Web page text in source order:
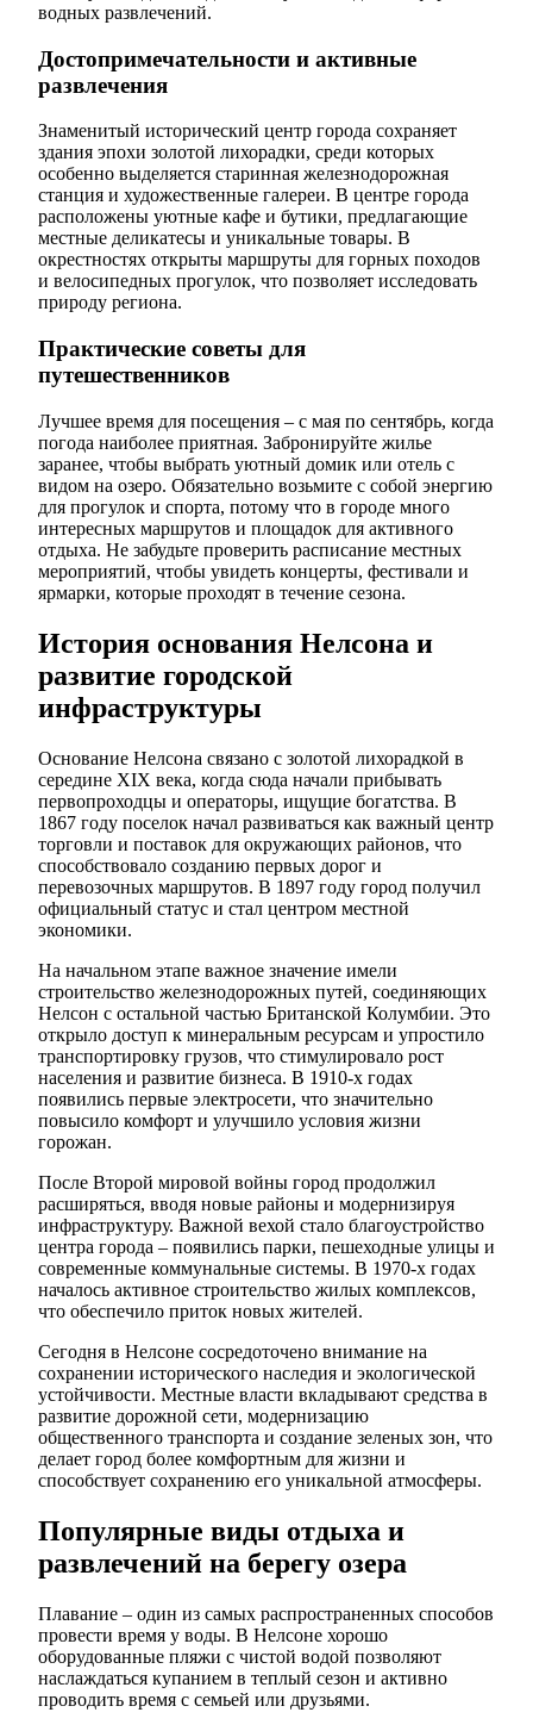
водных развлечений.
Достопримечательности и активные
развлечения
Знаменитый исторический центр города сохраняет
здания эпохи золотой лихорадки, среди которых
особенно выделяется старинная железнодорожная
станция и художественные галереи. В центре города
расположены уютные кафе и бутики, предлагающие
местные деликатесы и уникальные товары. В
окрестностях открыты маршруты для горных походов
и велосипедных прогулок, что позволяет исследовать
природу региона.
Практические советы для
путешественников
Лучшее время для посещения – с мая по сентябрь, когда
погода наиболее приятная. Забронируйте жилье
заранее, чтобы выбрать уютный домик или отель с
видом на озеро. Обязательно возьмите с собой энергию
для прогулок и спорта, потому что в городе много
интересных маршрутов и площадок для активного
отдыха. Не забудьте проверить расписание местных
мероприятий, чтобы увидеть концерты, фестивали и
ярмарки, которые проходят в течение сезона.
История основания Нелсона и
развитие городской
инфраструктуры
Основание Нелсона связано с золотой лихорадкой в
середине XIX века, когда сюда начали прибывать
первопроходцы и операторы, ищущие богатства. В
1867 году поселок начал развиваться как важный центр
торговли и поставок для окружающих районов, что
способствовало созданию первых дорог и
перевозочных маршрутов. В 1897 году город получил
официальный статус и стал центром местной
экономики.
На начальном этапе важное значение имели
строительство железнодорожных путей, соединяющих
Нелсон с остальной частью Британской Колумбии. Это
открыло доступ к минеральным ресурсам и упростило
транспортировку грузов, что стимулировало рост
населения и развитие бизнеса. В 1910-х годах
появились первые электросети, что значительно
повысило комфорт и улучшило условия жизни
горожан.
После Второй мировой войны город продолжил
расширяться, вводя новые районы и модернизируя
инфраструктуру. Важной вехой стало благоустройство
центра города – появились парки, пешеходные улицы и
современные коммунальные системы. В 1970-х годах
началось активное строительство жилых комплексов,
что обеспечило приток новых жителей.
Сегодня в Нелсоне сосредоточено внимание на
сохранении исторического наследия и экологической
устойчивости. Местные власти вкладывают средства в
развитие дорожной сети, модернизацию
общественного транспорта и создание зеленых зон, что
делает город более комфортным для жизни и
способствует сохранению его уникальной атмосферы.
Популярные виды отдыха и
развлечений на берегу озера
Плавание – один из самых распространенных способов
провести время у воды. В Нелсоне хорошо
оборудованные пляжи с чистой водой позволяют
наслаждаться купанием в теплый сезон и активно
проводить время с семьей или друзьями.